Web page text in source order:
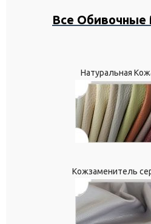
Все
Натуральная
Кожзаменитель